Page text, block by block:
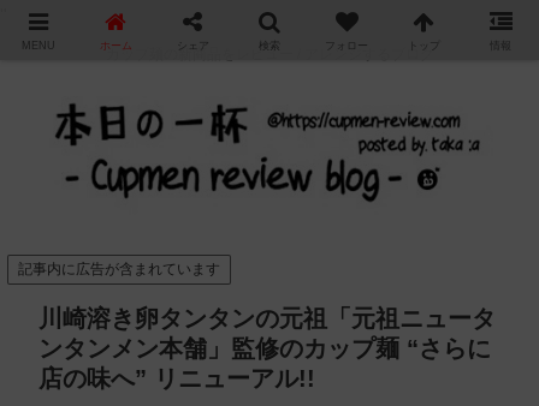
カップ麺の新商品をレビュー / アレンジするブログ
記事内に広告が含まれています
川崎溶き卵タンタンの元祖「元祖ニュータ
ンタンメン本舗」監修のカップ麺 “さらに
店の味へ” リニューアル!!
MENU ホーム シェア 検索 フォロー トップ 情報